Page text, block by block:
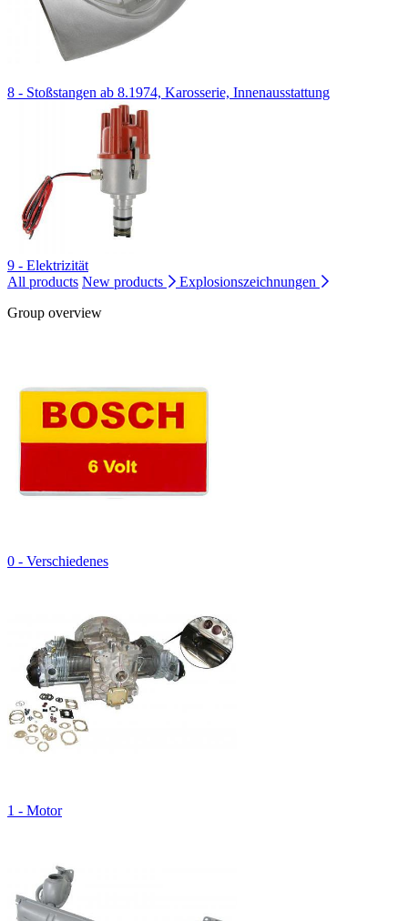
8 - Stoßstangen ab 8.1974, Karosserie, Innenausstattung
9 - Elektrizität
All products New products
Explosionszeichnungen
Group overview
0 - Verschiedenes
1 - Motor